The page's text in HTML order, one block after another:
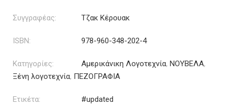
Συγγραφέας: Τζακ Κέρουακ
ISBN: 978-960-348-202-4
Κατηγορίες: Αμερικάνικη Λογοτεχνία, ΝΟΥΒΕΛΑ,
Ξένη λογοτεχνία, ΠΕΖΟΓΡΑΦΙΑ
Ετικέτα: #updated